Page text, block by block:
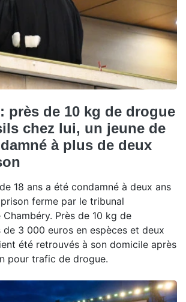
près de 10 kg de drogue
chez lui, un jeune de
à plus de deux
18 ans a été condamné à deux ans
ferme par le tribunal
Près de 10 kg de
3 000 euros en espèces et deux
été retrouvés à son domicile après
pour trafic de drogue.